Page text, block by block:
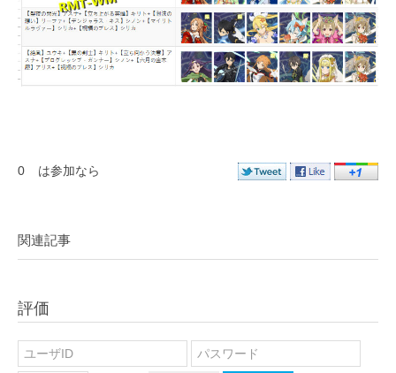
0 は参加なら
関連記事
評価